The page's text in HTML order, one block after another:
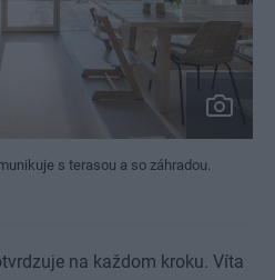
s terasou a so záhradou.
na každom kroku. Víta